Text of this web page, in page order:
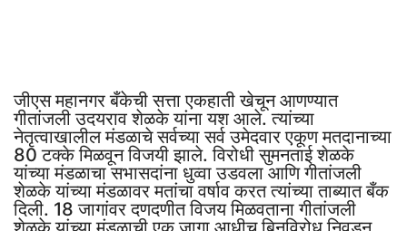
जीएस महानगर बँकेची सत्ता एकहाती खेचून आणण्यात
गीतांजली उदयराव शेळके यांना यश आले. त्यांच्या
नेतृत्वाखालील मंडळाचे सर्वच्या सर्व उमेदवार एकूण मतदानाच्या
80 टक्के मिळवून विजयी झाले. विरोधी सुमनताई शेळके
यांच्या मंडळाचा सभासदांना धुव्वा उडवला आणि गीतांजली
शेळके यांच्या मंडळावर मतांचा वर्षाव करत त्यांच्या ताब्यात बँक
दिली. 18 जागांवर दणदणीत विजय मिळवताना गीतांजली